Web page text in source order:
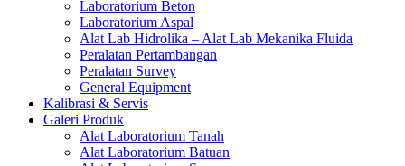
Laboratorium Beton
Laboratorium Aspal
Alat Lab Hidrolika – Alat Lab Mekanika Fluida
Peralatan Pertambangan
Peralatan Survey
General Equipment
Kalibrasi & Servis
Galeri Produk
Alat Laboratorium Tanah
Alat Laboratorium Batuan